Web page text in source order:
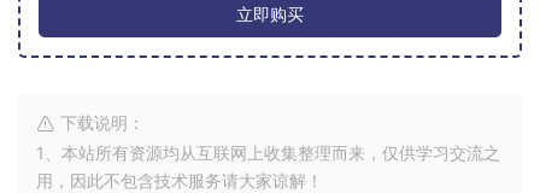
立即购买
下载说明：
1、本站所有资源均从互联网上收集整理而来，仅供学习交流之
用，因此不包含技术服务请大家谅解！